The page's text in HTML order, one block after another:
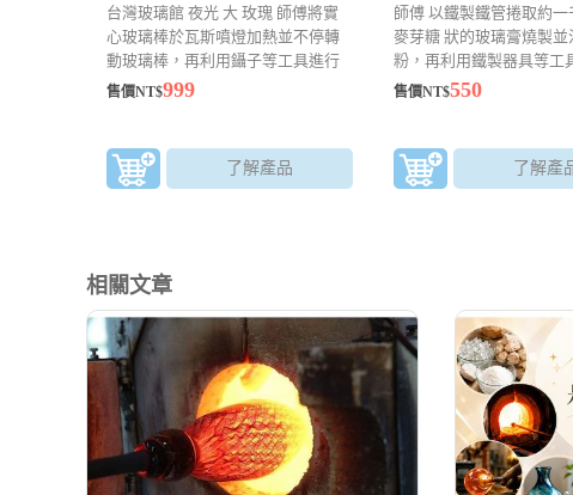
台灣玻璃館 夜光 大 玫瑰 師傅將實
心玻璃棒於瓦斯噴燈加熱並不停轉
動玻璃棒，再利用鑷子等工具進行
點、拉、熔、切、壓等技法來成
售價NT$999
了解產品
師傅 以鐵製鐵管捲取約一
麥芽糖 狀的玻璃膏燒製並
粉，再利用鐵製器具等工
點、拉、壓等手法加以塑
售價NT$550
了解產
相關文章